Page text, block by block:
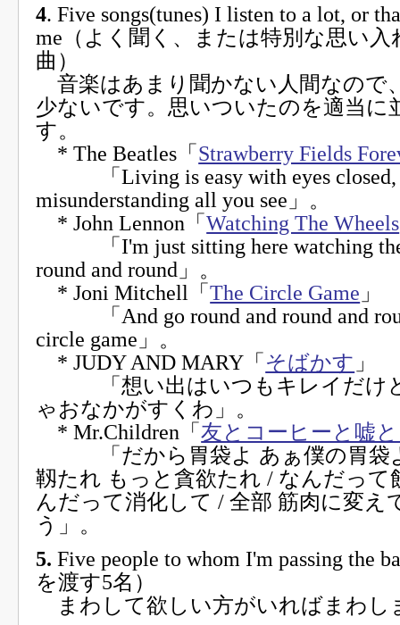
4. Five songs(tunes) I listen to a lot, or
me（よく聞く、または特別な思い入
曲）
音楽はあまり聞かない人間なので
少ないです。思いついたのを適当に
す。
* The Beatles「Strawberry Fields
「Living is easy with eyes closed,
misunderstanding all you see」。
* John Lennon「Watching The Wheels
「I'm just sitting here watching the
round and round」。
* Joni Mitchell「The Circle Game 」
「And go round and round and
circle game」。
* JUDY AND MARY「そばかす 」
「想い出はいつもキレイだけ
ゃおなかがすくわ」。
* Mr.Children「友とコーヒーと嘘
「だから胃袋よ あぁ僕の胃袋
靱たれ もっと貪欲たれ / なんだって
んだって消化して / 全部 筋肉に変え
う」。
5. Five people to whom I'm passing the
を渡す5名）
まわして欲しい方がいればまわし